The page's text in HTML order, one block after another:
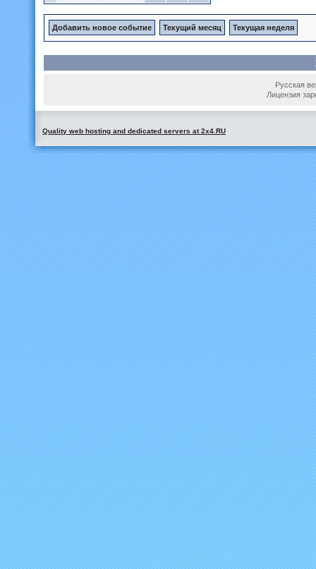
Добавить новое событие Текущий месяц Текущая неделя
Русская
Лицензия
Quality web hosting and dedicated servers at 2x4.RU